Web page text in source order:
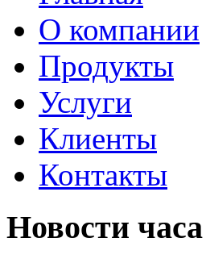
О компании
Продукты
Услуги
Клиенты
Контакты
Новости часа